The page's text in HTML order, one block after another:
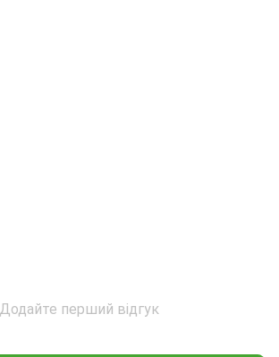
Додайте перший відгук